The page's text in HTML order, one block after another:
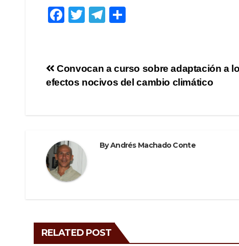
F
e
b
T
er
T
gr
a
e
Post
Convocan a curso sobre adaptación a
efectos nocivos del cambio climático
ByAndrés Machado Conte
RELATED POST